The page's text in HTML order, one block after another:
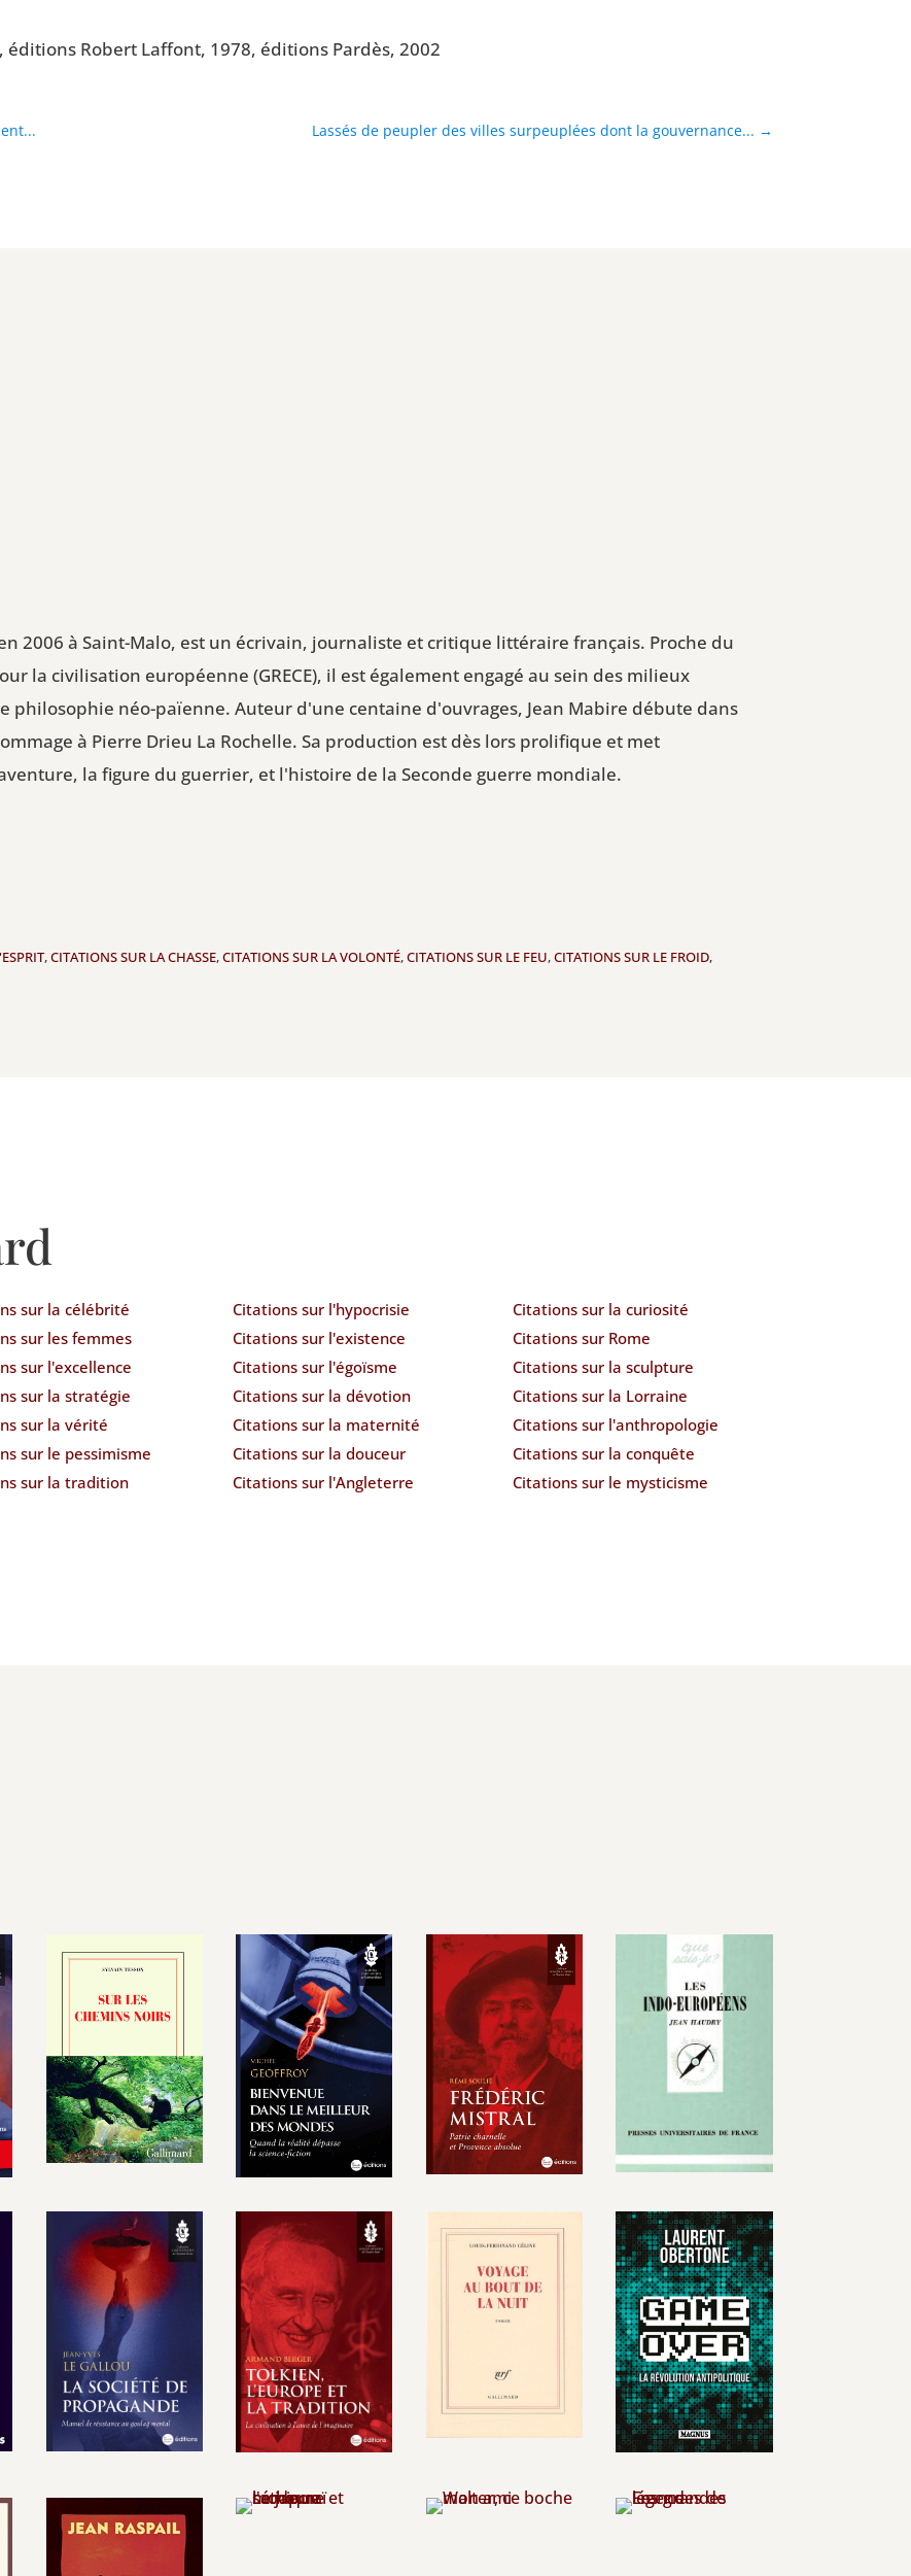
, édi­tions Robert Laf­font, 1978, édi­tions Par­dès, 2002
Lassés de peupler des villes surpeuplées dont la gouvernance... →
2006 à Saint-Malo, est un écrivain, journaliste et critique littéraire français. Proche du
la civilisation européenne (GRECE), il est également engagé au sein des milieux
philosophie néo-païenne. Auteur d'une centaine d'ouvrages, Jean Mabire débute dans
à Pierre Drieu La Rochelle. Sa production est dès lors prolifique et met
la figure du guerrier, et l'histoire de la Seconde guerre mondiale.
,CITATIONS SUR LA CHASSE,CITATIONS SUR LA VOLONTÉ,CITATIONS SUR LE FEU,CITATIONS SUR LE FROID,
sur la célébrité
sur les femmes
sur l'excellence
sur la stratégie
sur la vérité
sur le pessimisme
sur la tradition
Citations sur l'hypocrisie
Citations sur l'existence
Citations sur l'égoïsme
Citations sur la dévotion
Citations sur la maternité
Citations sur la douceur
Citations sur l'Angleterre
Citations sur la curiosité
Citations sur Rome
Citations sur la sculpture
Citations sur la Lorraine
Citations sur l'anthropologie
Citations sur la conquête
Citations sur le mysticisme